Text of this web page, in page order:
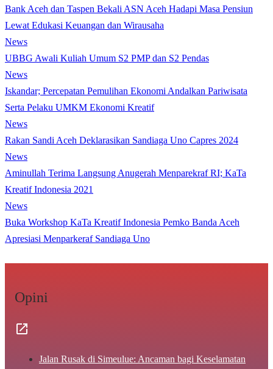
Bank Aceh dan Taspen Bekali ASN Aceh Hadapi Masa Pensiun
Lewat Edukasi Keuangan dan Wirausaha
News
UBBG Awali Kuliah Umum S2 PMP dan S2 Pendas
News
Iskandar; Percepatan Pemulihan Ekonomi Andalkan Pariwisata
Serta Pelaku UMKM Ekonomi Kreatif
News
Rakan Sandi Aceh Deklarasikan Sandiaga Uno Capres 2024
News
Aminullah Terima Langsung Anugerah Menparekraf RI; KaTa
Kreatif Indonesia 2021
News
Buka Workshop KaTa Kreatif Indonesia Pemko Banda Aceh
Apresiasi Menparkeraf Sandiaga Uno
Opini
Jalan Rusak di Simeulue: Ancaman bagi Keselamatan